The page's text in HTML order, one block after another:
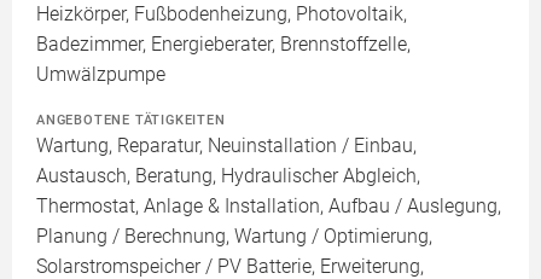
Heizkörper, Fußbodenheizung, Photovoltaik,
Badezimmer, Energieberater, Brennstoffzelle,
Umwälzpumpe
ANGEBOTENE TÄTIGKEITEN
Wartung, Reparatur, Neuinstallation / Einbau,
Austausch, Beratung, Hydraulischer Abgleich,
Thermostat, Anlage & Installation, Aufbau / Auslegung,
Planung / Berechnung, Wartung / Optimierung,
Solarstromspeicher / PV Batterie, Erweiterung,